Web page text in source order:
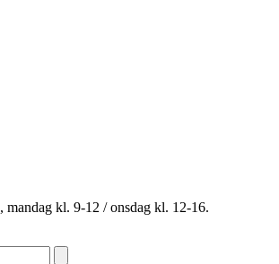
, mandag kl. 9-12 / onsdag kl. 12-16.